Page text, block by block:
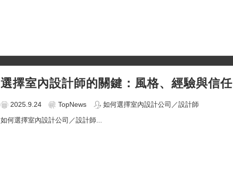
選擇室內設計師的關鍵：風格、經驗與信任
2025.9.24 TopNews
如何選擇室內設計公司／設計師
如何選擇室內設計公司／設計師...